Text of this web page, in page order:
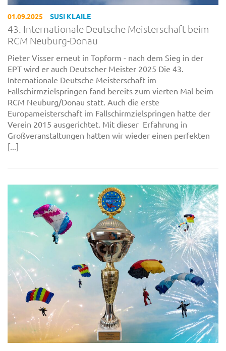
01.09.2025 SUSI KLAILE
43. Internationale Deutsche Meisterschaft beim
RCM Neuburg-Donau
Pieter Visser erneut in Topform - nach dem Sieg in der
EPT wird er auch Deutscher Meister 2025 Die 43.
Internationale Deutsche Meisterschaft im
Fallschirmzielspringen fand bereits zum vierten Mal beim
RCM Neuburg/Donau statt. Auch die erste
Europameisterschaft im Fallschirmzielspringen hatte der
Verein 2015 ausgerichtet. Mit dieser Erfahrung in
Großveranstaltungen hatten wir wieder einen perfekten
[...]